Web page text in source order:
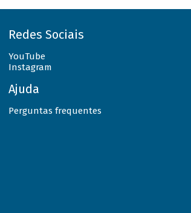
Redes Sociais
YouTube
Instagram
Ajuda
Perguntas frequentes